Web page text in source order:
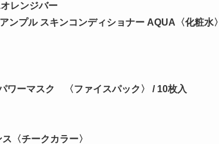
レンジバー
プル スキンコンディショナー AQUA〈化粧水〉
ワーマスク 〈ファイスパック〉 / 10枚入
〈チークカラー〉